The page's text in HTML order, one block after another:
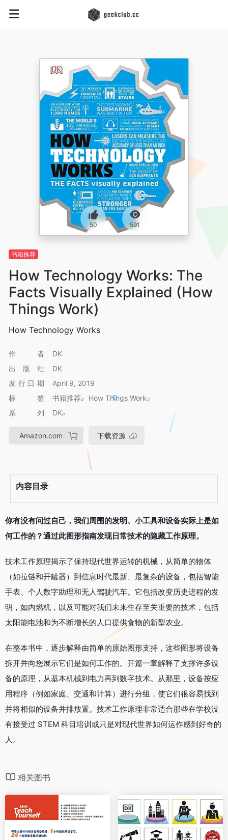
50 591
书籍推荐
How Technology Works: The
Facts Visually Explained (How
Things Work)
How Technology Works
作者
DK
出版社
DK
发行日期
April 9, 2019
标签
书籍推荐
How Things Work
系列
DK
Amazon.com 下载资源
内容目录
你有没有问过自己，我们周围的发明、小工具和设备实际上是如
何工作的？通过此图形指南发现日常技术的隐藏工作原理。
技术工作原理揭示了保持现代世界运转的机械，从简单的物体
（如拉链和开罐器）到信息时代最新、最复杂的设备，包括智能
手表、个人数字助理和无人驾驶汽车。它包括改变历史进程的发
明，如内燃机，以及可能对我们未来生存至关重要的技术，包括
太阳能电池和为不断增长的人口提供食物的新型农业。
在整本书中，逐步解释由简单的原始图形支持，这些图形将设备
拆开并向您展示它们是如何工作的。开篇一章解释了支撑许多设
备的原理，从基本机械到电力再到数字技术。从那里，设备按应
用程序（例如家庭、交通和计算）进行分组，使它们很容易找到
并将相似的设备并排放置。 技术工作原理非常适合那些在学校没
有接受过 STEM 科目培训或只是对现代世界如何运作感到好奇的
人。
相关图书